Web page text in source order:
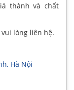
thành và chất
lòng liên hệ.
Hà Nội